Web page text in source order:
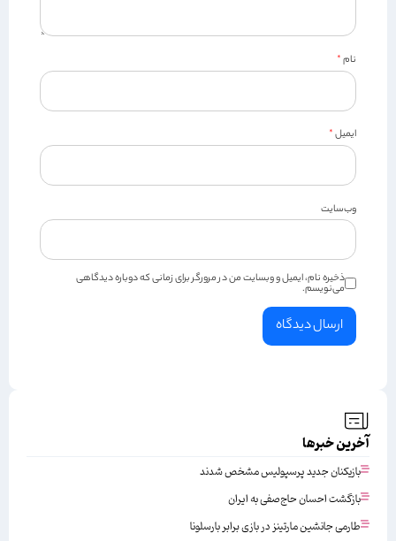
نام*
ایمیل*
وب‌سایت
ذخیره نام، ایمیل و وبسایت من در مرورگر برای زمانی که دوباره دیدگاهی
می‌نویسم.
آخرین خبرها
بازیکنان جدید پرسپولیس مشخص شدند
بازگشت احسان حاج‌صفی به ایران
طارمی جانشین مارتینز در بازی برابر بارسلونا